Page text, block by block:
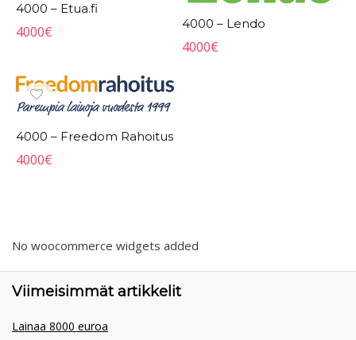
4000 – Etua.fi
4000€ 4000 – Lendo
4000€
4000 – Freedom Rahoitus
4000€
No woocommerce widgets added
Viimeisimmät artikkelit
Lainaa 8000 euroa